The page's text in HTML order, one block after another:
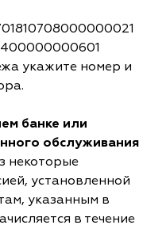
укажите номер и
банке или
обслуживания
некоторые
установленной
указанным в
в течение